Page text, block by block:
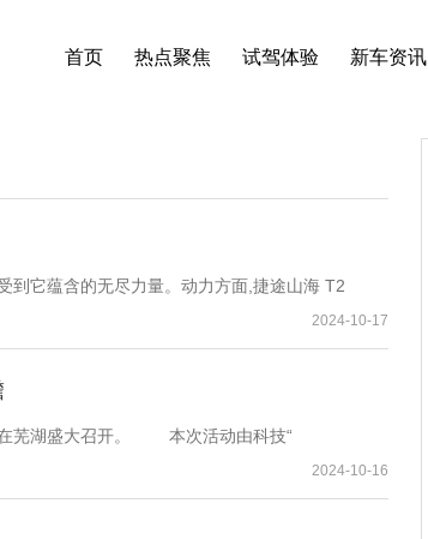
首页 热点聚焦 试驾体验 新车资讯
它蕴含的无尽力量。动力方面,捷途山海 T2
2024-10-17
芜湖盛大召开。 本次活动由科技“
2024-10-16